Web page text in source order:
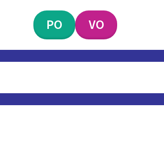
PO VO